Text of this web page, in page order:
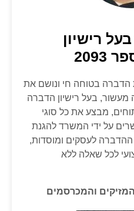
רישיון
הדברה בטוחה חי ונושם את
בעל רישיון הדברה
מבצע את כל סוגי
על ידי המשרד להגנת
לעסקים ומוסדות,
לכל שאלה ללא
והמכרסמים